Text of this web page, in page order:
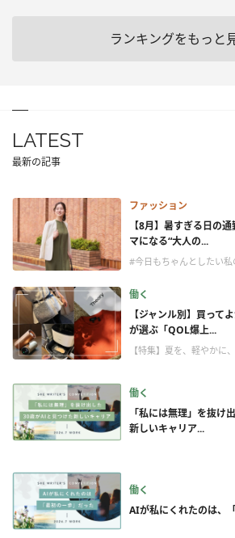
ランキングをもっと
LATEST
最新の記事
ファッション
【8月】暑すぎる日の
マになる“大人の...
#今日もちゃんとしたい私
働く
【ジャンル別】買っ
が選ぶ「QOL爆上...
【特集】夏を、軽やかに
働く
「私には無理」を抜け
新しいキャリア...
働く
AIが私にくれたのは、